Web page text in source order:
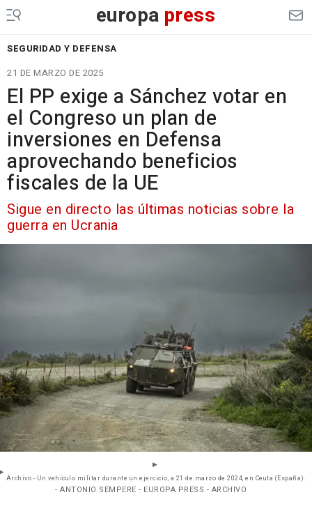
europa press
SEGURIDAD Y DEFENSA
21 DE MARZO DE 2025
El PP exige a Sánchez votar en
el Congreso un plan de
inversiones en Defensa
aprovechando beneficios
fiscales de la UE
Sigue en directo las últimas noticias sobre la
guerra en Ucrania
Archivo - Un vehículo militar durante un ejercicio, a 21 de marzo de 2024, en Ceuta (España).
- ANTONIO SEMPERE - EUROPA PRESS - ARCHIVO